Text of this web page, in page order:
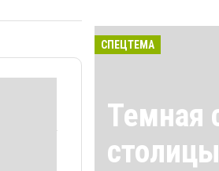
СПЕЦТЕМА
Темная
столицы